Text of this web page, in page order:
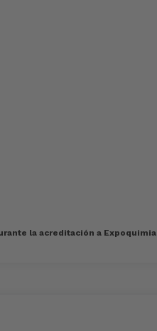
la acreditación a Expoquimia